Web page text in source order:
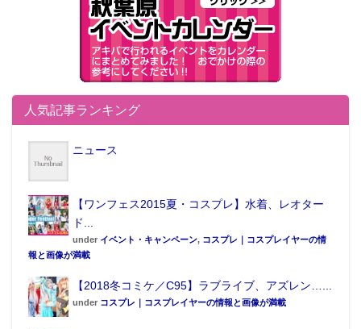
人気記事ランキング
ニュース
【ワンフェス2015夏・コスプレ】水着、レオター
ド...
under イベント・キャンペーン, コスプレ｜コスプレイヤーの情
報と画像が満載
【2018冬コミケ／C95】ラブライブ、アズレン…...
under コスプレ｜コスプレイヤーの情報と画像が満載